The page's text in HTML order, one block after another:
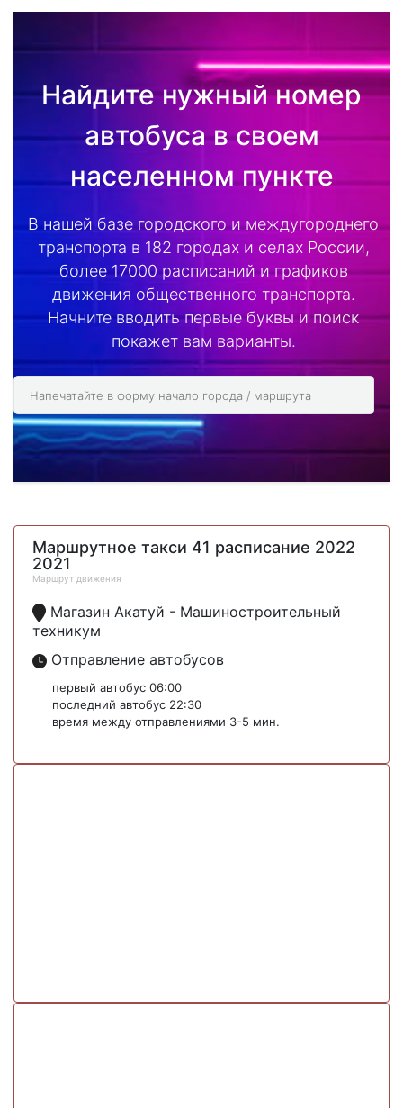
Найдите нужный номер
автобуса в своем
населенном пункте
В нашей базе городского и междугороднего
транспорта в 182 городах и селах России,
более 17000 расписаний и графиков
движения общественного транспорта.
Начните вводить первые буквы и поиск
покажет вам варианты.
Маршрутное такси 41 расписание 2022
2021
Маршрут движения
Магазин Акатуй - Машиностроительный
техникум
Отправление автобусов
первый автобус 06:00
последний автобус 22:30
время между отправлениями 3-5 мин.